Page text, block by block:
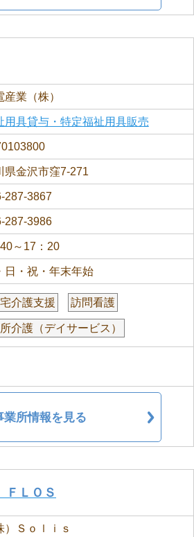
産業（株）
用具貸与・特定福祉用具販売
県金沢市窪7-271
287-3867
287-3986
～17：20
日・祝・年末年始
介護支援 訪問看護
介護（デイサービス）
業所情報を見る
ＬＯＳ
）Ｓｏｌｉｓ